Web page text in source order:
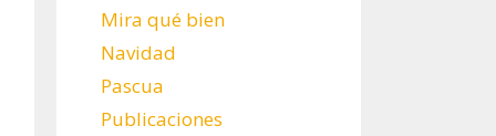
Mira qué bien
Navidad
Pascua
Publicaciones